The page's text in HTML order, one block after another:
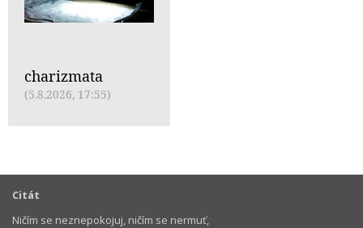
charizmata
(5.8.2026, 17:55)
Citát
Ničím se neznepokojuj, ničím se nermuť,